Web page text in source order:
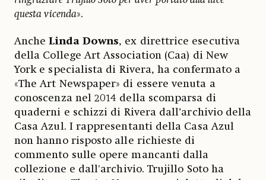
questa vicenda».
AncheLinda Downs, ex direttrice esecutiva
della College Art Association (Caa) di New
York e specialista di Rivera, ha confermato a
«The Art Newspaper» di essere venuta a
conoscenza nel 2014 della scomparsa di
quaderni e schizzi di Rivera dall’archivio della
Casa Azul. I rappresentanti della Casa Azul
non hanno risposto alle richieste di
commento sulle opere mancanti dalla
collezione e dall'archivio. Trujillo Soto ha